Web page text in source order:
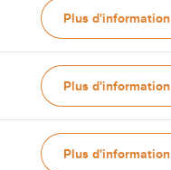
Plus d'information
Plus d'information
Plus d'information